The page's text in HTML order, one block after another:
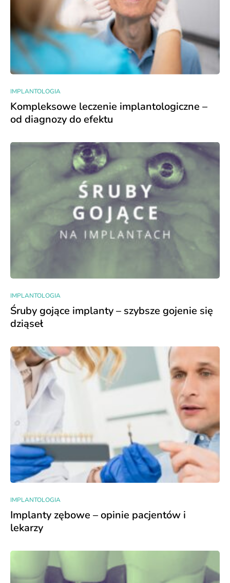
IMPLANTOLOGIA
Kompleksowe leczenie implantologiczne –
od diagnozy do efektu
IMPLANTOLOGIA
Śruby gojące implanty – szybsze gojenie się
dziąseł
IMPLANTOLOGIA
Implanty zębowe – opinie pacjentów i
lekarzy